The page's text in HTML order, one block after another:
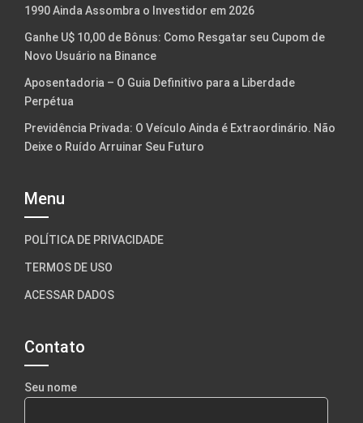
1990 Ainda Assombra o Investidor em 2026
Ganhe U$ 10,00 de Bônus: Como Resgatar seu Cupom de
Novo Usuário na Binance
Aposentadoria – O Guia Definitivo para a Liberdade
Perpétua
Previdência Privada: O Veículo Ainda é Extraordinário. Não
Deixe o Ruído Arruinar Seu Futuro
Menu
POLÍTICA DE PRIVACIDADE
TERMOS DE USO
ACESSAR DADOS
Contato
Seu nome